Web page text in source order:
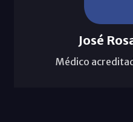
José
Médico